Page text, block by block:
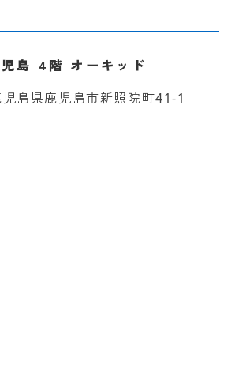
島 4階 オーキッド
島県鹿児島市新照院町41-1